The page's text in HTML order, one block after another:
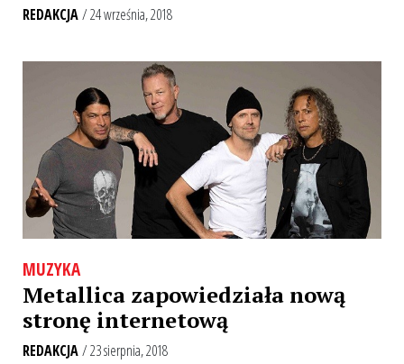
REDAKCJA/ 24 września, 2018
MUZYKA
Metallica zapowiedziała nową
stronę internetową
REDAKCJA/ 23 sierpnia, 2018